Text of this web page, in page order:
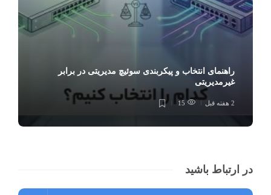
راهنمای انتخاب و پیکربندی سوئیچ مدیریتی در برابر
غیرمدیریتی
2 هفته قبل 15
در ارتباط باشید